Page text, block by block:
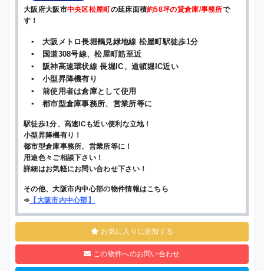
大阪府大阪市中央区松屋町の延床面積約58坪の貸倉庫/事務所で
す！
▪ 大阪メトロ長堀鶴見緑地線 松屋町駅徒歩1分
▪ 国道308号線、松屋町筋至近
▪ 阪神高速環状線 長堀IC、道頓堀IC近い
▪ 小型昇降機有り
▪ 前使用者は倉庫として使用
▪ 都市型倉庫事務所、営業所等に
駅徒歩1分、高速ICも近い便利な立地！
小型昇降機有り！
都市型倉庫事務所、営業所等に！
用途色々ご相談下さい！
詳細はお気軽にお問い合わせ下さい！
その他、大阪市内中心部の物件情報はこちら
➾ 【大阪市内中心部】
お気に入りに追加する
この物件へのお問い合わせ